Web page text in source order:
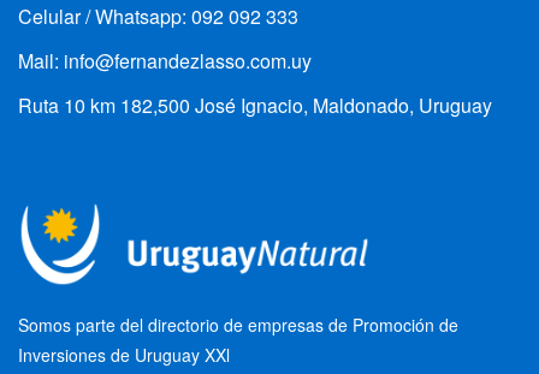
Celular / Whatsapp: 092 092 333
Mail: info@fernandezlasso.com.uy
Ruta 10 km 182,500 José Ignacio, Maldonado, Uruguay
Somos parte del directorio de empresas de Promoción de
Inversiones de Uruguay XXl